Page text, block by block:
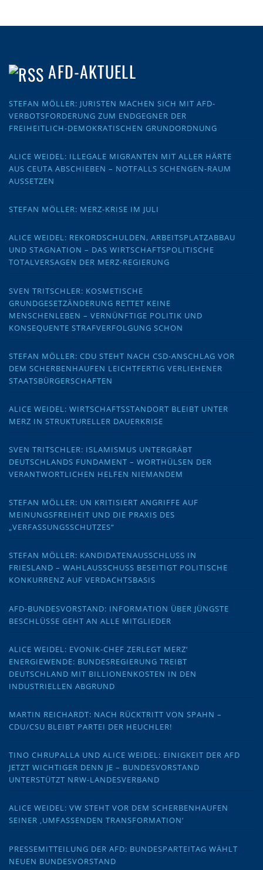
AFD-AKTUELL
STEFAN MÖLLER: JURISTEN MACHEN SICH MIT AFD-
VERBOTSFORDERUNG ZUM ENDGEGNER DER
FREIHEITLICH-DEMOKRATISCHEN GRUNDORDNUNG
ALICE WEIDEL: ILLEGALE MIGRANTEN MIT ALLER HÄRTE
AUS CEUTA ABSCHIEBEN – NOTFALLS SCHENGEN-RAUM
AUSSETZEN
STEFAN MÖLLER: MERZ-KRISE IM JULI
ALICE WEIDEL: REKORDSCHULDEN, ARBEITSPLATZABBAU
UND STAGNATION – DAS WIRTSCHAFTSPOLITISCHE
TOTALVERSAGEN DER MERZ-REGIERUNG
SVEN TRITSCHLER: KOSMETISCHE
GRUNDGESETZÄNDERUNG RETTET KEINE
MENSCHENLEBEN – VERNÜNFTIGE POLITIK UND
KONSEQUENTE STRAFVERFOLGUNG SCHON
STEFAN MÖLLER: CDU STEHT NACH CSD-ANSCHLAG VOR
DEM SCHERBENHAUFEN LEICHTFERTIG VERLIEHENER
STAATSBÜRGERSCHAFTEN
ALICE WEIDEL: WIRTSCHAFTSSTANDORT BLEIBT UNTER
MERZ IN STRUKTURELLER DAUERKRISE
SVEN TRITSCHLER: ISLAMISMUS UNTERGRÄBT
DEUTSCHLANDS FUNDAMENT – WORTHÜLSEN DER
VERANTWORTLICHEN HELFEN NIEMANDEM
STEFAN MÖLLER: UN KRITISIERT ANGRIFFE AUF
MEINUNGSFREIHEIT UND DIE PRAXIS DES
„VERFASSUNGSSCHUTZES“
STEFAN MÖLLER: KANDIDATENAUSSCHLUSS IN
FRIESLAND – WAHLAUSSCHUSS BESEITIGT POLITISCHE
KONKURRENZ AUF VERDACHTSBASIS
AFD-BUNDESVORSTAND: INFORMATION ÜBER JÜNGSTE
BESCHLÜSSE GEHT AN ALLE MITGLIEDER
ALICE WEIDEL: EVONIK-CHEF ZERLEGT MERZ‘
ENERGIEWENDE: BUNDESREGIERUNG TREIBT
DEUTSCHLAND MIT BILLIONENKOSTEN IN DEN
INDUSTRIELLEN ABGRUND
MARTIN REICHARDT: NACH RÜCKTRITT VON SPAHN –
CDU/CSU BLEIBT PARTEI DER HEUCHLER!
TINO CHRUPALLA UND ALICE WEIDEL: EINIGKEIT DER AFD
JETZT WICHTIGER DENN JE – BUNDESVORSTAND
UNTERSTÜTZT NRW-LANDESVERBAND
ALICE WEIDEL: VW STEHT VOR DEM SCHERBENHAUFEN
SEINER ‚UMFASSENDEN TRANSFORMATION‘
PRESSEMITTEILUNG DER AFD: BUNDESPARTEITAG WÄHLT
NEUEN BUNDESVORSTAND